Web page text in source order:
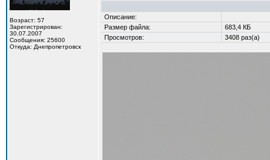
Возраст: 57
Зарегистрирован:
30.07.2007
Сообщения: 25600
Откуда: Днепропетровск
Описание:
Размер файла:
683,4 КБ
Просмотров:
3408 раз(а)